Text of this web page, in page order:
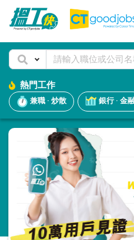
熱門工作
兼職 · 炒散 銀行 · 金